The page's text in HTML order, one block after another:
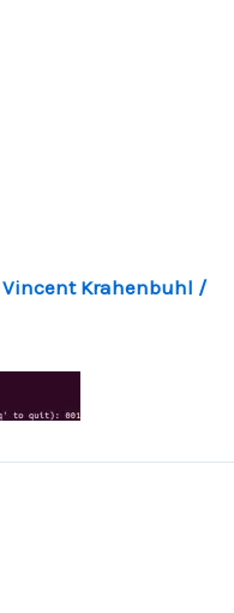
Vincent Krahenbuhl /